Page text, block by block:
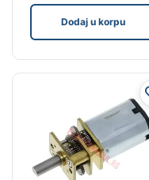
Dodaj u korpu